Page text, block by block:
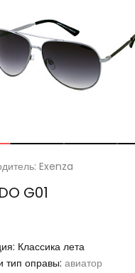
Exenza
G01
Классика лета
тип оправы: авиатор